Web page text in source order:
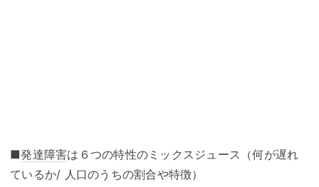
■発達障害は６つの特性のミックスジュース（何が遅れ
ているか/ 人口のうちの割合や特徴）